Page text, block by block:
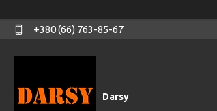
+380 (66) 763-85-67
Darsy